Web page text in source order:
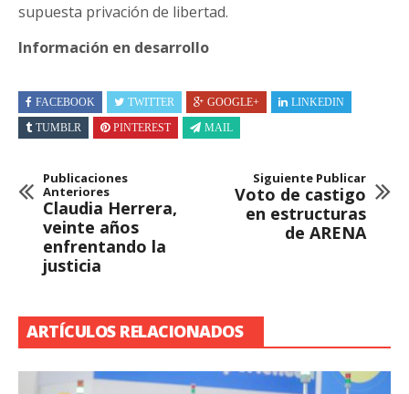
supuesta privación de libertad.
Información en desarrollo
FACEBOOK TWITTER GOOGLE+
LINKEDIN
TUMBLR
PINTEREST MAIL
Publicaciones
Anteriores
Claudia Herrera,
veinte años
enfrentando la
justicia
Siguiente Publicar
Voto de castigo
en estructuras
de ARENA
ARTÍCULOS RELACIONADOS